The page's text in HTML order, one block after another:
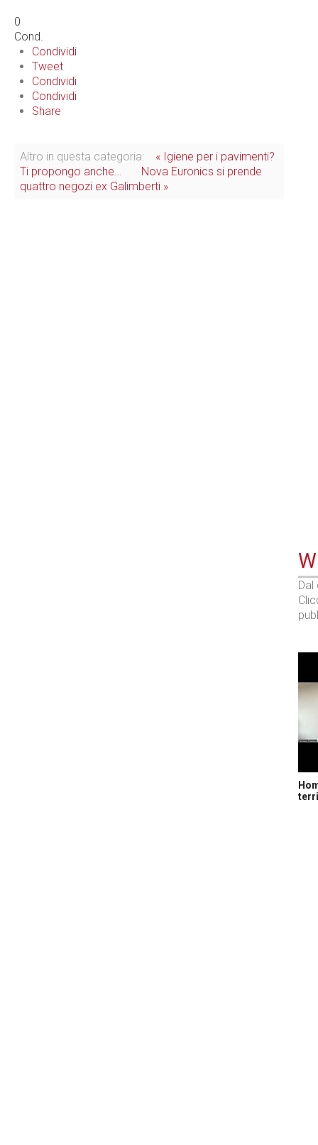
0
Cond.
Condividi
Tweet
Condividi
Condividi
Share
Altro in questa categoria:
« Igiene per i pavimenti?
Ti propongo anche…
Nova Euronics si prende
quattro negozi ex Galimberti »